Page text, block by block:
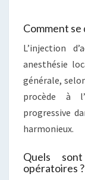
Comment
L’injection
anesthésie
générale,
procède à
progressive
harmonieux.
Quels
opératoires ?